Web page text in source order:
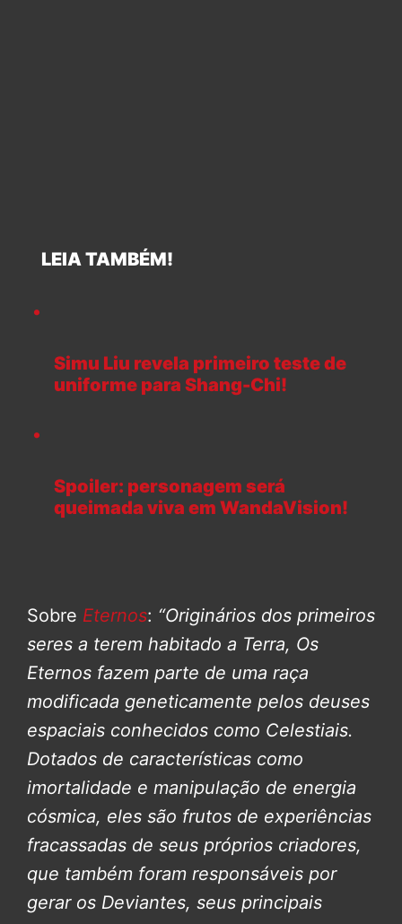
LEIA TAMBÉM!
Simu Liu revela primeiro teste de
uniforme para Shang-Chi!
Spoiler: personagem será
queimada viva em WandaVision!
Sobre Eternos: “Originários dos primeiros
seres a terem habitado a Terra, Os
Eternos fazem parte de uma raça
modificada geneticamente pelos deuses
espaciais conhecidos como Celestiais.
Dotados de características como
imortalidade e manipulação de energia
cósmica, eles são frutos de experiências
fracassadas de seus próprios criadores,
que também foram responsáveis por
gerar os Deviantes, seus principais